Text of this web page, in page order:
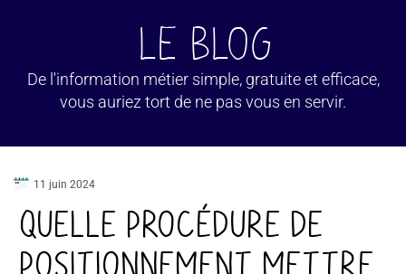
Le BLOG
De l'information métier simple, gratuite et efficace,
vous auriez tort de ne pas vous en servir.
11 juin 2024
Quelle procédure de
positionnement mettre